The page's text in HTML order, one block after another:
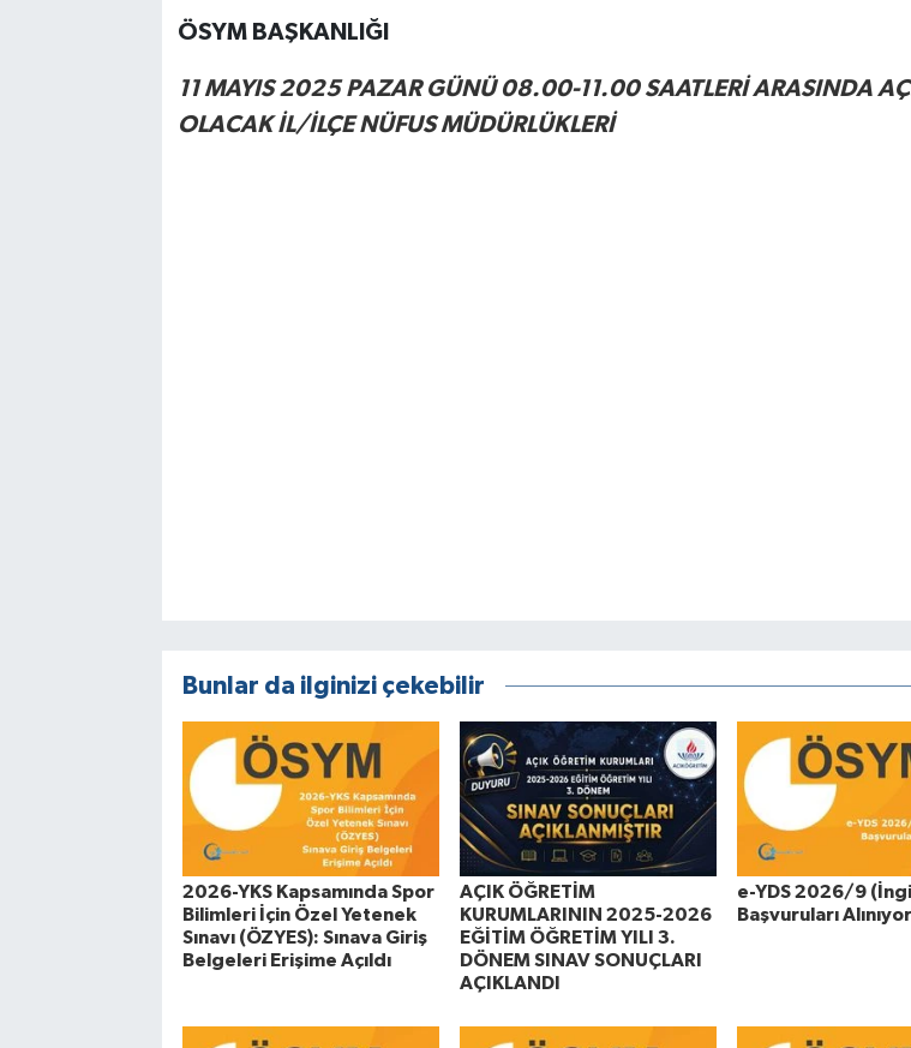
ÖSYM BAŞKANLIĞI
11 MAYIS 2025 PAZAR GÜNÜ 08.00-11.00 SAATLERİ ARASINDA
OLACAK İL/İLÇE NÜFUS MÜDÜRLÜKLERİ
Bunlar da ilginizi çekebilir
2026-YKS Kapsamında Spor
Bilimleri İçin Özel Yetenek
Sınavı (ÖZYES): Sınava Giriş
Belgeleri Erişime Açıldı
AÇIK ÖĞRETİM
KURUMLARININ 2025-2026
EĞİTİM ÖĞRETİM YILI 3.
DÖNEM SINAV SONUÇLARI
AÇIKLANDI
e-YDS 2026/9
Başvuruları Alınıyor